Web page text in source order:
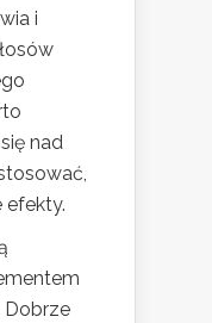
i
nad
efekty.
Dobrze